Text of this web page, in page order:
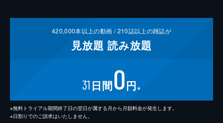
420,000本以上の動画 /210誌以上の雑誌が
見放題 読み放題
31 日間0円 ※
※無料トライアル期間終了日の翌日が属する月から月額料金が発生します。
※日割りでのご請求はいたしません。